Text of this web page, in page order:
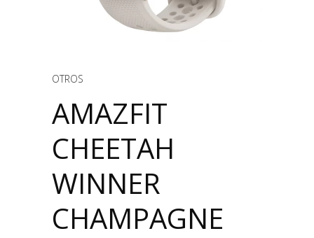
OTROS
AMAZFIT
CHEETAH
WINNER
CHAMPAGNE